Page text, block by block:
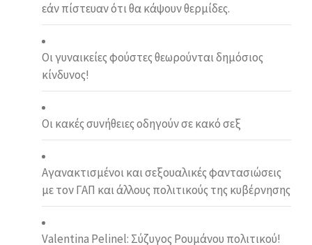
εάν πίστευαν ότι θα κάψουν θερμίδες.
Οι γυναικείες φούστες θεωρούνται δημόσιος
κίνδυνος!
Οι κακές συνήθειες οδηγούν σε κακό σεξ
Αγανακτισμένοι και σεξουαλικές φαντασιώσεις
με τον ΓΑΠ και άλλους πολιτικούς της κυβέρνησης
Valentina Pelinel: Σύζυγος Ρουμάνου πολιτικού!